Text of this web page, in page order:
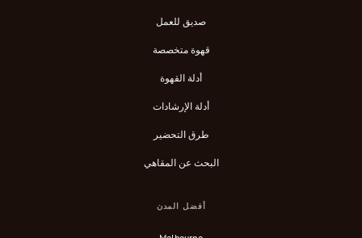
صديق للعمل
قهوة متخصصة
أدلة القهوة
أدلة الإرشادات
طرق التحضير
البحث عن المقاهي
أفضل المدن